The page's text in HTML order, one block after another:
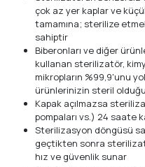
çok az yer kaplar ve
tamamına; sterilize
sahiptir
Biberonları ve diğer
kullanan sterilizatör,
mikropların %99,9'unu
ürünlerinizin steril
Kapak açılmazsa
pompaları vs.) 24 saate
Sterilizasyon döngüsü
geçtikten sonra
hız ve güvenlik sunar